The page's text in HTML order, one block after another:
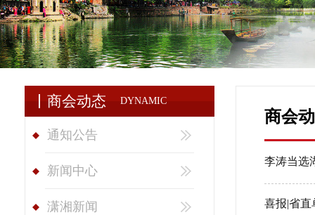
商会动态 DYNAMIC
通知公告
新闻中心
潇湘新闻
商会
李涛当选